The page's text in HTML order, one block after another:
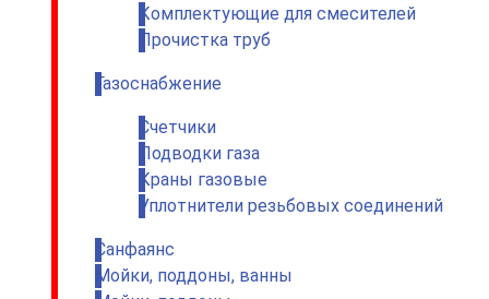
Комплектующие для смесителей
Прочистка труб
Газоснабжение
Счетчики
Подводки газа
Краны газовые
Уплотнители резьбовых соединений
Санфаянс
Мойки, поддоны, ванны